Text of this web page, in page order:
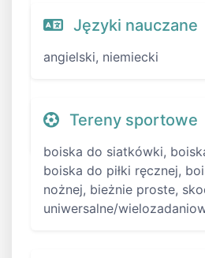
Języki nauczane
angielski, niemiecki
Tereny sportowe
boiska do siatkówki,
boiska do piłki ręcznej,
nożnej, bieżnie proste,
uniwersalne/